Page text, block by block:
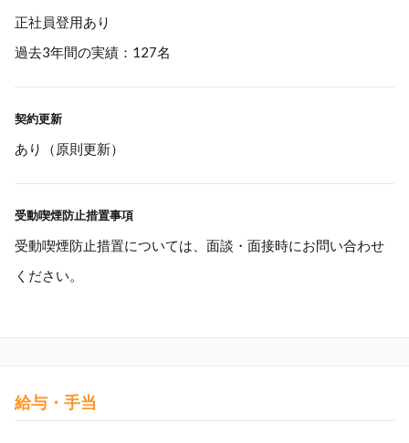
正社員登用あり
過去3年間の実績：127名
契約更新
あり（原則更新）
受動喫煙防止措置事項
受動喫煙防止措置については、面談・面接時にお問い合わせ
ください。
給与・手当